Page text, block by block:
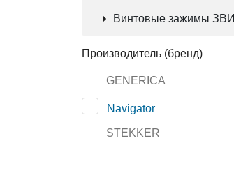
Винтовые зажимы ЗВИ
Производитель (бренд)
GENERICA
Navigator
STEKKER